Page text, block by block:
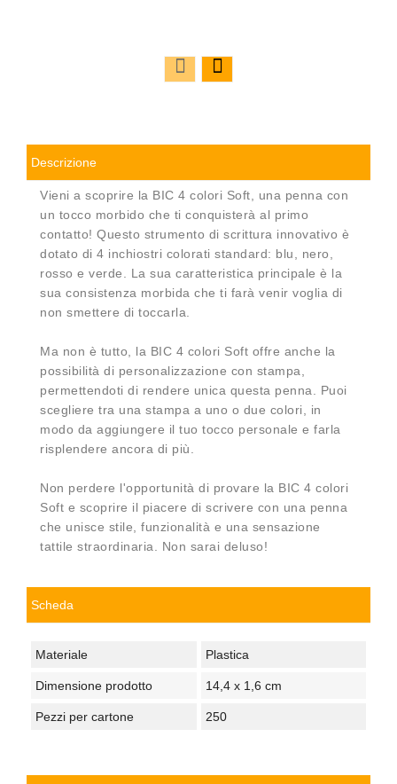
Descrizione
Vieni a scoprire la BIC 4 colori Soft, una penna con
un tocco morbido che ti conquisterà al primo
contatto! Questo strumento di scrittura innovativo è
dotato di 4 inchiostri colorati standard: blu, nero,
rosso e verde. La sua caratteristica principale è la
sua consistenza morbida che ti farà venir voglia di
non smettere di toccarla.
Ma non è tutto, la BIC 4 colori Soft offre anche la
possibilità di personalizzazione con stampa,
permettendoti di rendere unica questa penna. Puoi
scegliere tra una stampa a uno o due colori, in
modo da aggiungere il tuo tocco personale e farla
risplendere ancora di più.
Non perdere l'opportunità di provare la BIC 4 colori
Soft e scoprire il piacere di scrivere con una penna
che unisce stile, funzionalità e una sensazione
tattile straordinaria. Non sarai deluso!
Scheda
Materiale Plastica
Dimensione prodotto 14,4 x 1,6 cm
Pezzi per cartone 250